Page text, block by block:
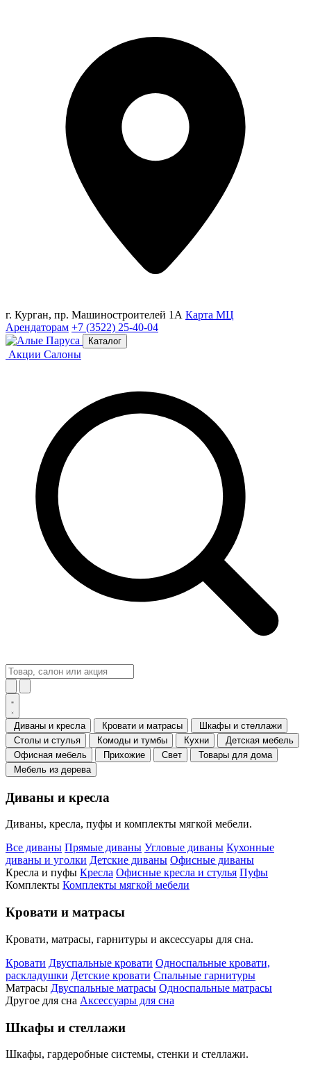
г. Курган, пр. Машиностроителей 1А Карта МЦ
Арендаторам +7 (3522) 25-40-04
Каталог
Акции Салоны
Диваны и кресла Кровати и матрасы
Шкафы и стеллажи
Столы и стулья
Комоды и тумбы Кухни
Детская мебель
Офисная мебель
Прихожие Свет
Товары для дома
Мебель из дерева
Диваны и кресла
Диваны, кресла, пуфы и комплекты мягкой мебели.
Все диваны Прямые диваны Угловые диваны Кухонные
диваны и уголки Детские диваны Офисные диваны
Кресла и пуфы Кресла Офисные кресла и стулья Пуфы
Комплекты Комплекты мягкой мебели
Кровати и матрасы
Кровати, матрасы, гарнитуры и аксессуары для сна.
Кровати Двуспальные кровати Односпальные кровати,
раскладушки Детские кровати Спальные гарнитуры
Матрасы Двуспальные матрасы Односпальные матрасы
Другое для сна Аксессуары для сна
Шкафы и стеллажи
Шкафы, гардеробные системы, стенки и стеллажи.